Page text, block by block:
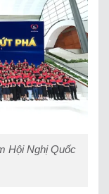
Hội Nghị Quốc